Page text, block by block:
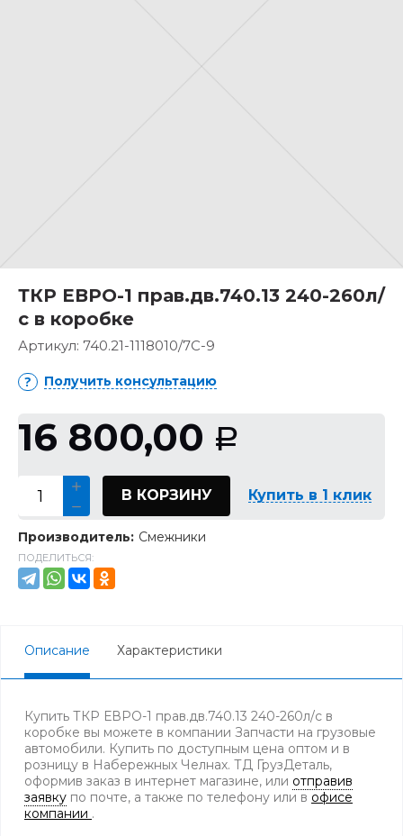
ТКР ЕВРО-1 прав.дв.740.13 240-260л/
с в коробке
Артикул: 740.21-1118010/7С-9
Получить консультацию
16 800,00 Р
В КОРЗИНУ Купить в 1 клик
Производитель: Смежники
ПОДЕЛИТЬСЯ:
Описание Характеристики
Купить ТКР ЕВРО-1 прав.дв.740.13 240-260л/с в
коробке вы можете в компании Запчасти на грузовые
автомобили. Купить по доступным цена оптом и в
розницу в Набережных Челнах. ТД ГрузДеталь,
оформив заказ в интернет магазине, или отправив
заявку по почте, а также по телефону или в офисе
компании .